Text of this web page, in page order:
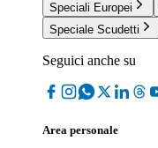
Speciali Europei
Speciale Scudetti
Seguici anche su
Area personale